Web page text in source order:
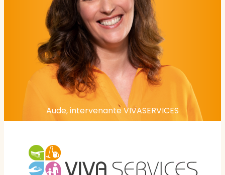
Aude, intervenante VIVASERVICES